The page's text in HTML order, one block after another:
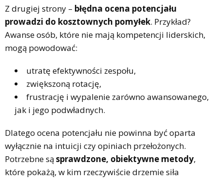
Z drugiej strony – błędna ocena potencjału
prowadzi do kosztownych pomyłek. Przykład?
Awanse osób, które nie mają kompetencji liderskich,
mogą powodować:
utratę efektywności zespołu,
zwiększoną rotację,
frustrację i wypalenie zarówno awansowanego,
jak i jego podwładnych.
Dlatego ocena potencjału nie powinna być oparta
wyłącznie na intuicji czy opiniach przełożonych.
Potrzebne są sprawdzone, obiektywne metody,
które pokażą, w kim rzeczywiście drzemie siła